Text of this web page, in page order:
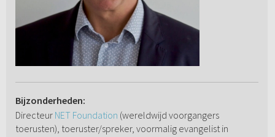
Bijzonderheden:
Directeur NET Foundation (wereldwijd voorgangers
toerusten), toeruster/spreker, voormalig evangelist in